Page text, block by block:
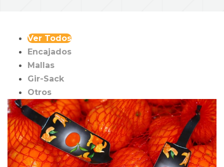
Ver Todos
Encajados
Mallas
Gir-Sack
Otros